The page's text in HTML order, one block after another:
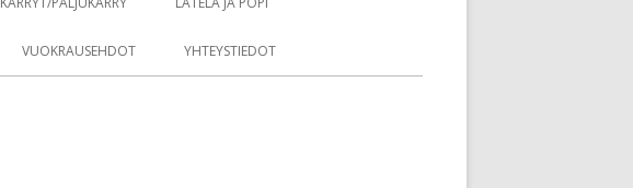
VUOKRAUSEHDOT YHTEYSTIEDOT